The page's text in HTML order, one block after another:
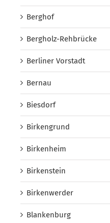
Berghof
Bergholz-Rehbrücke
Berliner Vorstadt
Bernau
Biesdorf
Birkengrund
Birkenheim
Birkenstein
Birkenwerder
Blankenburg